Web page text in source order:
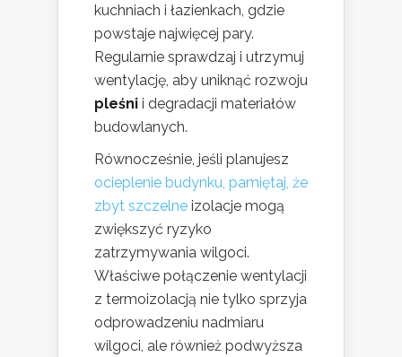
kuchniach i łazienkach, gdzie
powstaje najwięcej pary.
Regularnie sprawdzaj i utrzymuj
wentylację, aby uniknąć rozwoju
pleśni i degradacji materiałów
budowlanych.
Równocześnie, jeśli planujesz
ocieplenie budynku, pamiętaj, że
zbyt szczelne izolacje mogą
zwiększyć ryzyko
zatrzymywania wilgoci.
Właściwe połączenie wentylacji
z termoizolacją nie tylko sprzyja
odprowadzeniu nadmiaru
wilgoci, ale również podwyższa